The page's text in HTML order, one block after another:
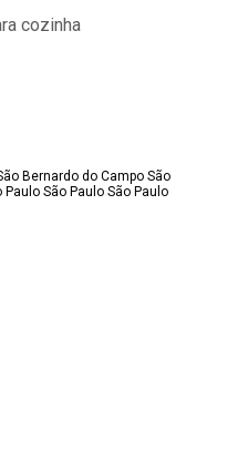
cozinha
Bernardo do Campo São
Paulo São Paulo São Paulo